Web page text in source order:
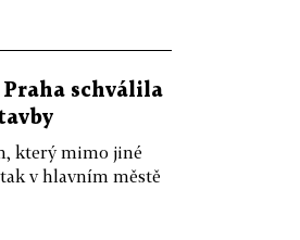
Praha schválila
který mimo jiné
v hlavním městě